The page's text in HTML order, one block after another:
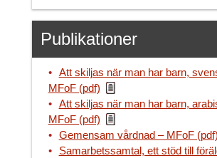
Publikationer
Att skiljas när man har barn,
MFoF (pdf)
Att skiljas när man har barn,
MFoF (pdf)
Gemensam vårdnad – MFoF (pdf)
Samarbetssamtal, ett stöd till